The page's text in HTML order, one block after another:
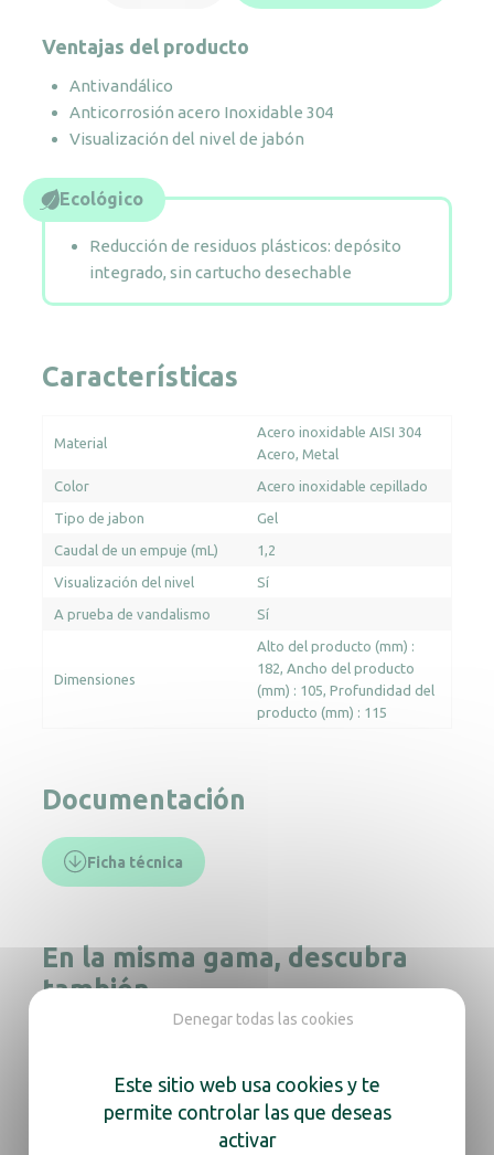
Savinox
700
ml
acero
inoxidable
cantidad
Ventajas del producto
Antivandálico
Anticorrosión acero Inoxidable 304
Visualización del nivel de jabón
Ecológico
Reducción de residuos plásticos: depósito
integrado, sin cartucho desechable
Características
Material
Acero inoxidable AISI 304
Acero Metal
Color Acero inoxidable cepillado
Tipo de jabon Gel
Caudal de un empuje (mL) 1,2
Visualización del nivel Sí
A prueba de vandalismo Sí
Dimensiones
Alto del producto (mm) :
182 Ancho del producto
(mm) : 105 Profundidad del
producto (mm) : 115
Documentación
Ficha técnica
En la misma gama, descubra
también
Dispensador de jabón Cleanline gel negro
Este sitio web usa cookies y te
permite controlar las que deseas
activar
Denegar todas las cookies